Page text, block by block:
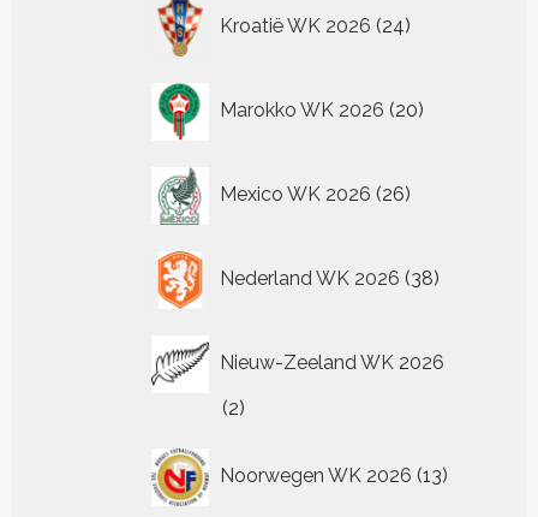
Kroatië WK 2026 24
producten
Marokko WK 2026 20
producten
Mexico WK 2026 26
producten
Nederland WK 2026 38
producten
Nieuw-Zeeland WK 2026
22
Noorwegen WK 2026 13
producten